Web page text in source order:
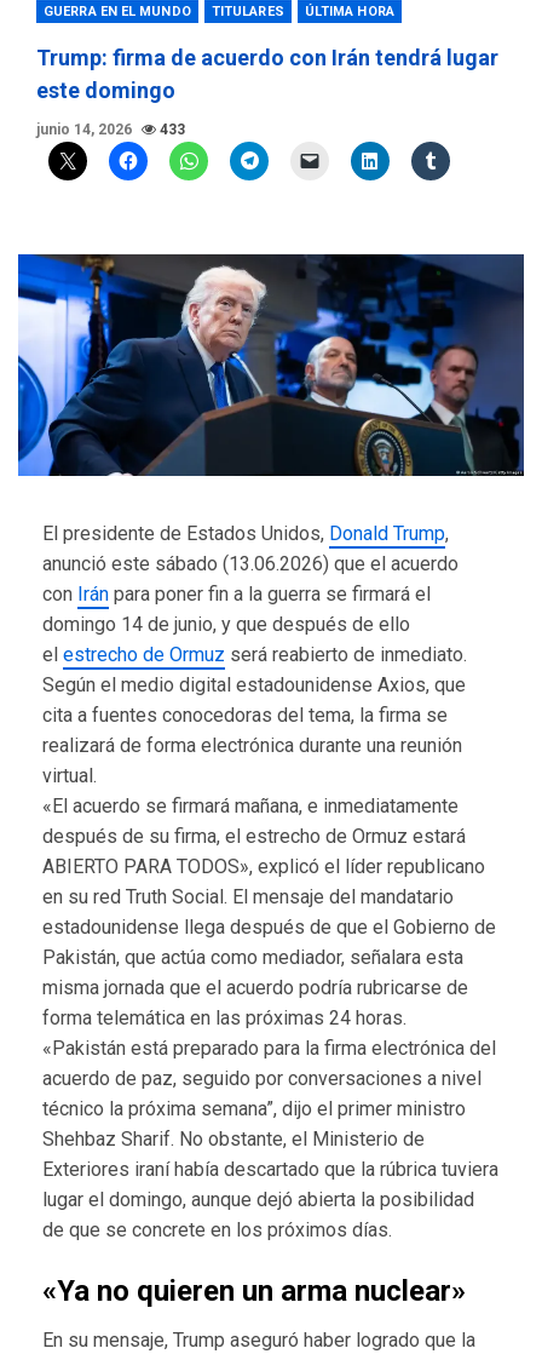
GUERRA EN EL MUNDO TITULARES ÚLTIMA HORA
Trump: firma de acuerdo con Irán tendrá lugar
este domingo
junio 14, 2026 433
El presidente de Estados Unidos, Donald Trump,
anunció este sábado (13.06.2026) que el acuerdo
con Irán para poner fin a la guerra se firmará el
domingo 14 de junio, y que después de ello
el estrecho de Ormuz será reabierto de inmediato.
Según el medio digital estadounidense Axios, que
cita a fuentes conocedoras del tema, la firma se
realizará de forma electrónica durante una reunión
virtual.
«El acuerdo se firmará mañana, e inmediatamente
después de su firma, el estrecho de Ormuz estará
ABIERTO PARA TODOS», explicó el líder republicano
en su red Truth Social. El mensaje del mandatario
estadounidense llega después de que el Gobierno de
Pakistán, que actúa como mediador, señalara esta
misma jornada que el acuerdo podría rubricarse de
forma telemática en las próximas 24 horas.
«Pakistán está preparado para la firma electrónica del
acuerdo de paz, seguido por conversaciones a nivel
técnico la próxima semana”, dijo el primer ministro
Shehbaz Sharif. No obstante, el Ministerio de
Exteriores iraní había descartado que la rúbrica tuviera
lugar el domingo, aunque dejó abierta la posibilidad
de que se concrete en los próximos días.
«Ya no quieren un arma nuclear»
En su mensaje, Trump aseguró haber logrado que la